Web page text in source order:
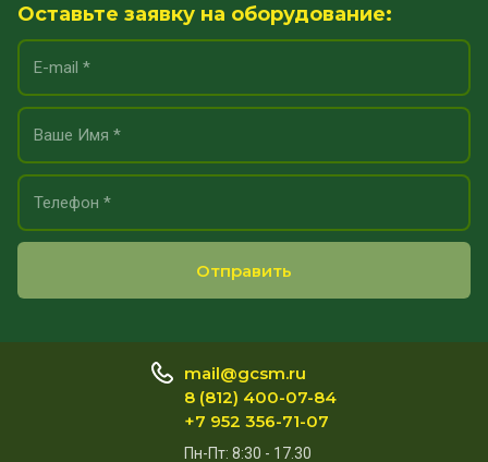
Оставьте заявку на оборудование:
Отправить
mail@gcsm.ru
8 (812) 400-07-84
+7 952 356-71-07
Пн-Пт: 8:30 - 17.30